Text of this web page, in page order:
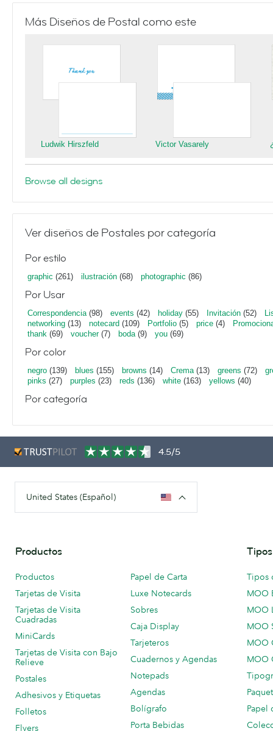
Más Diseños de Postal como este
Ludwik Hirszfeld Victor Vasarely
Browse all designs
Ver diseños de Postales por categoría
Por estilo
graphic (261) ilustración (68) photographic (86)
Por Usar
Correspondencia(98) events (42) holiday (55) Invitación (52)
networking (13) notecard (109) Portfolio (5) price (4)
thank (69) voucher(7) boda(9) you (69)
Por color
negro (139) blues (155) browns (14) Crema(13) greens (72)
pinks (27) purples (23) reds (136) white (163) yellows (40)
Por categoría
4.5/5
United States (Español)
Productos
Productos
Tarjetas de Visita
Tarjetas de Visita
Cuadradas
MiniCards
Tarjetas de Visita con Bajo
Relieve
Postales
Adhesivos y Etiquetas
Folletos
Flyers
Papel de Carta
Luxe Notecards
Sobres
Caja Display
Tarjeteros
Cuadernos y Agendas
Notepads
Agendas
Bolígrafo
Porta Bebidas
Tipos
MOO
MOO
MOO
MOO
MOO
Papel